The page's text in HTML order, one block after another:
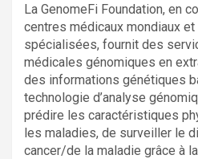
La GenomeFi Foundation, en
centres médicaux mondiaux
spécialisées, fournit des
médicales génomiques en
des informations génétiques
technologie d’analyse
prédire les caractéristiques
les maladies, de surveiller le
cancer/de la maladie grâce à